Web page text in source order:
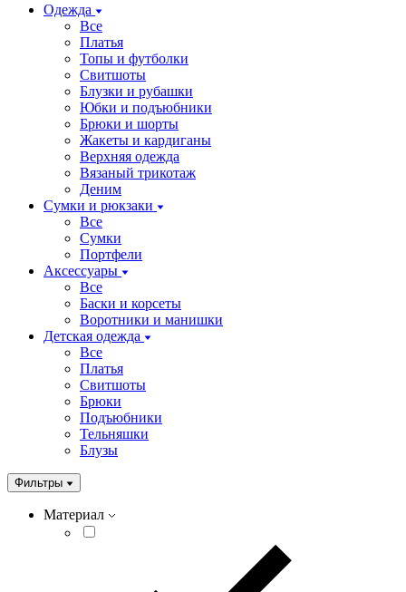
Одежда
Все
Платья
Топы и футболки
Свитшоты
Блузки и рубашки
Юбки и подъюбники
Брюки и шорты
Жакеты и кардиганы
Верхняя одежда
Вязаный трикотаж
Деним
Сумки и рюкзаки
Все
Сумки
Портфели
Аксессуары
Все
Баски и корсеты
Воротники и манишки
Детская одежда
Все
Платья
Свитшоты
Брюки
Подъюбники
Тельняшки
Блузы
Фильтры
Материал